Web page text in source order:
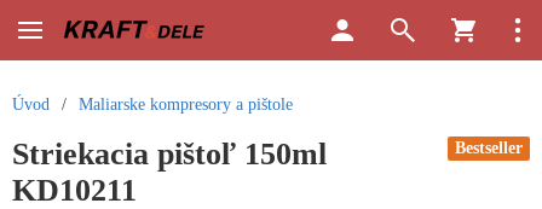
Úvod / Maliarske kompresory a pištole
Bestseller
Striekacia pištoľ 150ml
KD10211